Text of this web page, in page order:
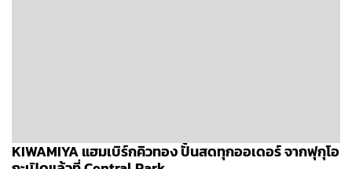
KIWAMIYA แฮมเบิร์กคิวทอง ปั้นสดทุกออเดอร์ จากฟุกุโอ